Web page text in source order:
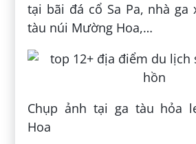
tại bãi đá cổ Sa Pa, nhà ga
tàu núi Mường Hoa,…
Chụp ảnh tại ga tàu hỏa
Hoa